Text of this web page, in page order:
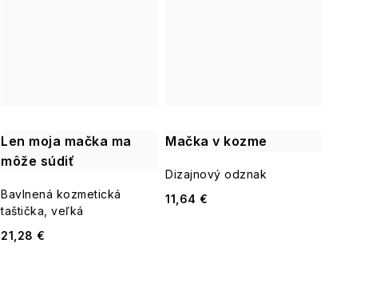
Len moja mačka ma
môže súdiť
Bavlnená kozmetická
taštička, veľká
21,28 €
Mačka v kozme
Dizajnový odznak
11,64 €